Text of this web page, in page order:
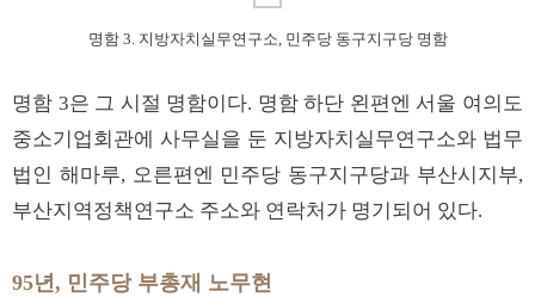
명함 3. 지방자치실무연구소, 민주당 동구지구당 명함
명함 3은 그 시절 명함이다. 명함 하단 왼편엔 서울 여의도
중소기업회관에 사무실을 둔 지방자치실무연구소와 법무
법인 해마루, 오른편엔 민주당 동구지구당과 부산시지부,
부산지역정책연구소 주소와 연락처가 명기되어 있다.
95년, 민주당 부총재 노무현